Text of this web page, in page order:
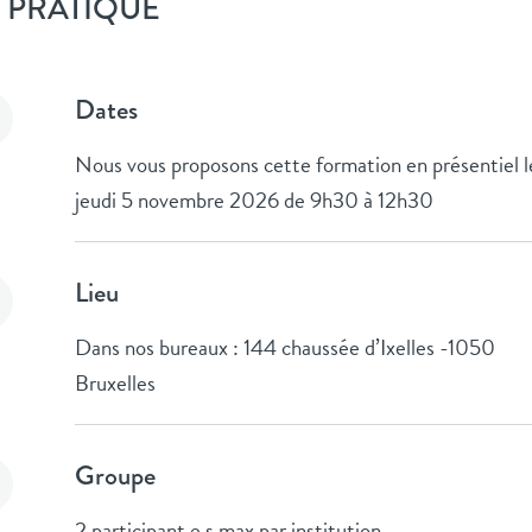
Dates
Nous vous proposons cette formation en présentiel
jeudi 5 novembre 2026 de 9h30 à 12h30
Lieu
Dans nos bureaux : 144 chaussée d’Ixelles -1050
Bruxelles
Groupe